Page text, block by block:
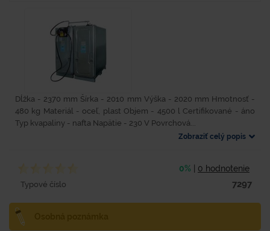
Dĺžka - 2370 mm Šírka - 2010 mm Výška - 2020 mm Hmotnosť -
480 kg Materiál - oceľ, plast Objem - 4500 l Certifikované - áno
Typ kvapaliny - nafta Napätie - 230 V Povrchová...
Zobraziť celý popis
0% 0 hodnotenie
Typové číslo 7297